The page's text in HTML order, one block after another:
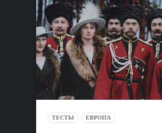
ТЕСТЫ ЕВРОПА